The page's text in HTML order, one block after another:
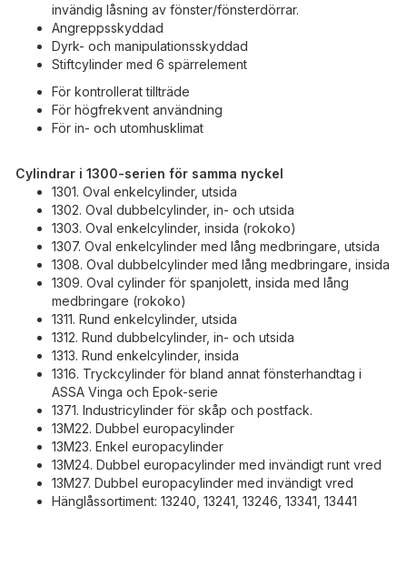
invändig låsning av fönster/fönsterdörrar.
Angreppsskyddad
Dyrk- och manipulationsskyddad
Stiftcylinder med 6 spärrelement
För kontrollerat tillträde
För högfrekvent användning
För in- och utomhusklimat
Cylindrar i 1300-serien för samma nyckel
1301. Oval enkelcylinder, utsida
1302. Oval dubbelcylinder, in- och utsida
1303. Oval enkelcylinder, insida (rokoko)
1307. Oval enkelcylinder med lång medbringare, utsida
1308. Oval dubbelcylinder med lång medbringare, insida
1309. Oval cylinder för spanjolett, insida med lång
medbringare (rokoko)
1311. Rund enkelcylinder, utsida
1312. Rund dubbelcylinder, in- och utsida
1313. Rund enkelcylinder, insida
1316. Tryckcylinder för bland annat fönsterhandtag i
ASSA Vinga och Epok-serie
1371. Industricylinder för skåp och postfack.
13M22. Dubbel europacylinder
13M23. Enkel europacylinder
13M24. Dubbel europacylinder med invändigt runt vred
13M27. Dubbel europacylinder med invändigt vred
Hänglåssortiment: 13240, 13241, 13246, 13341, 13441